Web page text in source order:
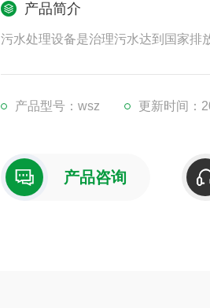
产品简介
污水处理设备是治理污水达到国家排
产品型号：wsz 更新时间：
产品咨询